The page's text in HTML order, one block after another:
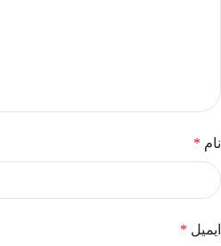
نام *
ایمیل *